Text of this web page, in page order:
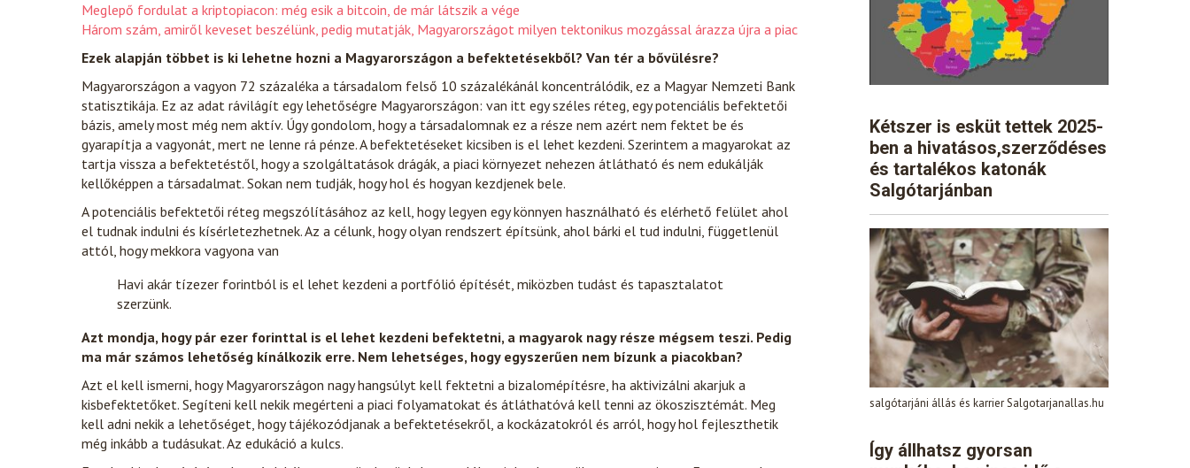
Meglepő fordulat a kriptopiacon: még esik a bitcoin, de már látszik a vége
Három szám, amiről keveset beszélünk, pedig mutatják, Magyarországot milyen tektonikus mozgással árazza újra a piac
Ezek alapján többet is ki lehetne hozni a Magyarországon a befektetésekből? Van tér a bővülésre?
Magyarországon a vagyon 72 százaléka a társadalom felső 10 százalékánál koncentrálódik, ez a Magyar Nemzeti Bank
statisztikája. Ez az adat rávilágít egy lehetőségre Magyarországon: van itt egy széles réteg, egy potenciális befektetői
bázis, amely most még nem aktív. Úgy gondolom, hogy a társadalomnak ez a része nem azért nem fektet be és
gyarapítja a vagyonát, mert ne lenne rá pénze. A befektetéseket kicsiben is el lehet kezdeni. Szerintem a magyarokat az
tartja vissza a befektetéstől, hogy a szolgáltatások drágák, a piaci környezet nehezen átlátható és nem edukálják
kellőképpen a társadalmat. Sokan nem tudják, hogy hol és hogyan kezdjenek bele.
A potenciális befektetői réteg megszólításához az kell, hogy legyen egy könnyen használható és elérhető felület ahol
el tudnak indulni és kísérletezhetnek. Az a célunk, hogy olyan rendszert építsünk, ahol bárki el tud indulni, függetlenül
attól, hogy mekkora vagyona van
Havi akár tízezer forintból is el lehet kezdeni a portfólió építését, miközben tudást és tapasztalatot
szerzünk.
Azt mondja, hogy pár ezer forinttal is el lehet kezdeni befektetni, a magyarok nagy része mégsem teszi. Pedig
ma már számos lehetőség kínálkozik erre. Nem lehetséges, hogy egyszerűen nem bízunk a piacokban?
Azt el kell ismerni, hogy Magyarországon nagy hangsúlyt kell fektetni a bizalomépítésre, ha aktivizálni akarjuk a
kisbefektetőket. Segíteni kell nekik megérteni a piaci folyamatokat és átláthatóvá kell tenni az ökoszisztémát. Meg
kell adni nekik a lehetőséget, hogy tájékozódjanak a befektetésekről, a kockázatokról és arról, hogy hol fejleszthetik
még inkább a tudásukat. Az edukáció a kulcs.
Kétszer is esküt tettek 2025-
ben a hivatásos,szerződéses
és tartalékos katonák
Salgótarjánban
salgótarjáni állás és karrier Salgotarjanallas.hu
Így állhatsz gyorsan